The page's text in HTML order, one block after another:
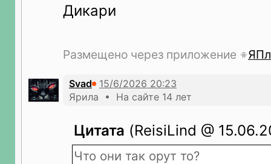
Дикари
Размещено через приложение
Svad
Ярила • На сайте 14 лет
Цитата (ReisiLind @
Что они так орут то?